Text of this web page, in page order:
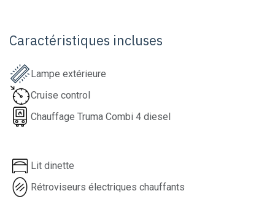
Caractéristiques incluses
Lampe extérieure
Cruise control
Chauffage Truma Combi 4 diesel
Lit dinette
Rétroviseurs électriques chauffants